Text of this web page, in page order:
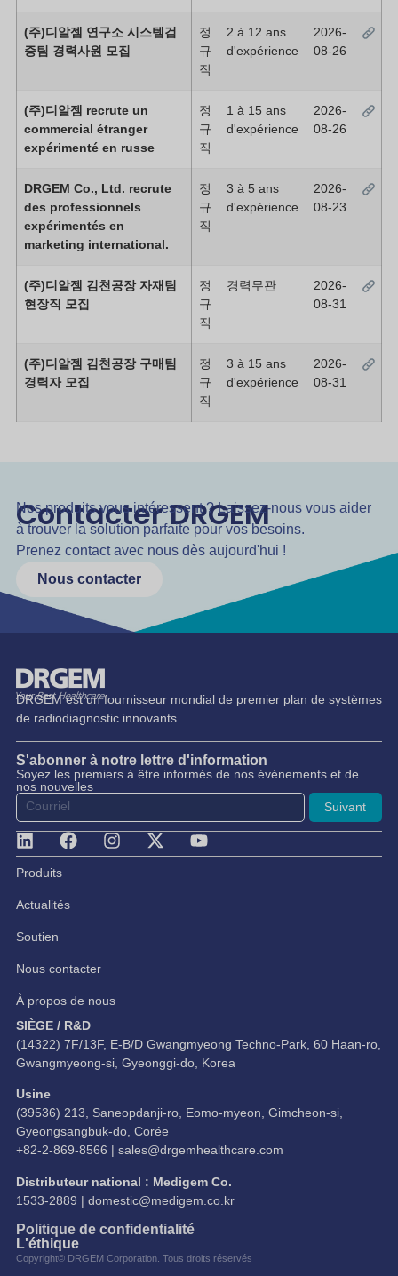
(주)디알젬 연구소 시스템검
증팀 경력사원 모집
정
규
직
2 à 12 ans
d'expérience
2026-
08-26
(주)디알젬 recrute un
commercial étranger
expérimenté en russe
정
규
직
1 à 15 ans
d'expérience
2026-
08-26
DRGEM Co., Ltd. recrute
des professionnels
expérimentés en
marketing international.
정
규
직
3 à 5 ans
d'expérience
2026-
08-23
(주)디알젬 김천공장 자재팀
현장직 모집
정
규
직
경력무관
2026-
08-31
(주)디알젬 김천공장 구매팀
경력자 모집
정
규
직
3 à 15 ans
d'expérience
2026-
08-31
Contacter DRGEM
Nos produits vous intéressent ? Laissez-nous vous aider
à trouver la solution parfaite pour vos besoins.
Prenez contact avec nous dès aujourd'hui !
Nous contacter
DRGEM est un fournisseur mondial de premier plan de systèmes
de radiodiagnostic innovants.
S'abonner à notre lettre d'information
Soyez les premiers à être informés de nos événements et de
nos nouvelles
Suivant
Produits
Actualités
Soutien
Nous contacter
À propos de nous
SIÈGE / R&D
(14322) 7F/13F, E-B/D Gwangmyeong Techno-Park, 60 Haan-ro,
Gwangmyeong-si, Gyeonggi-do, Korea
Usine
(39536) 213, Saneopdanji-ro, Eomo-myeon, Gimcheon-si,
Gyeongsangbuk-do, Corée
+82-2-869-8566 | sales@drgemhealthcare.com
Distributeur national : Medigem Co.
1533-2889 | domestic@medigem.co.kr
Politique de confidentialité
L'éthique
Copyright© DRGEM Corporation. Tous droits réservés